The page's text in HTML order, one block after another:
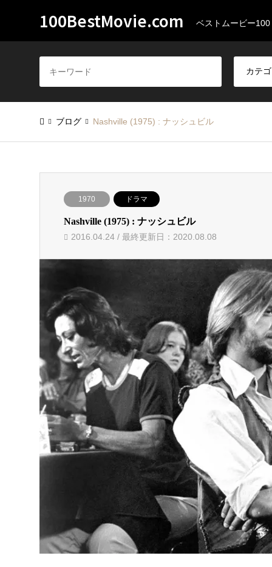
100BestMovie.com ベストムービー100
ブログ Nashville (1975) : ナッシュビル
1970 ドラマ
Nashville (1975) : ナッシュビル
2016.04.24 / 最終更新日：2020.08.08